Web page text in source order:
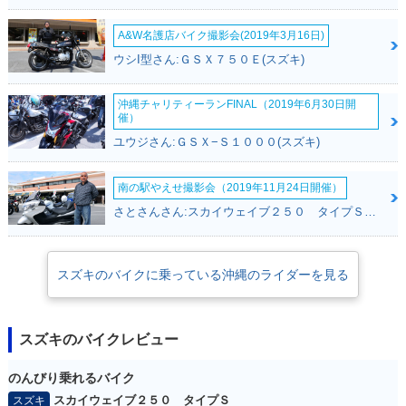
A&W名護店バイク撮影会(2019年3月16日)
ウシI型さん:ＧＳＸ７５０Ｅ(スズキ)
沖縄チャリティーランFINAL（2019年6月30日開
催）
ユウジさん:ＧＳＸ−Ｓ１０００(スズキ)
南の駅やえせ撮影会（2019年11月24日開催）
スズキのバイクに乗っている沖縄のライダーを見る
スズキのバイクレビュー
のんびり乗れるバイク
スズキ スカイウェイブ２５０ タイプＳ